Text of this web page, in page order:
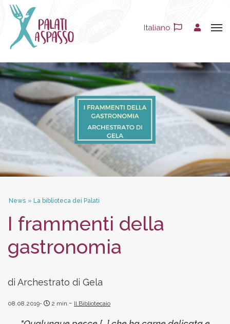
Italiano
News » La biblioteca dei Palati
I frammenti della
gastronomia
di Archestrato di Gela
08.08.2019 2 min. Il Bibliotecaio